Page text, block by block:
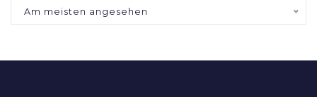
Am meisten angesehen